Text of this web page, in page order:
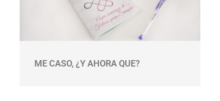
ME CASO, ¿Y AHORA QUE?